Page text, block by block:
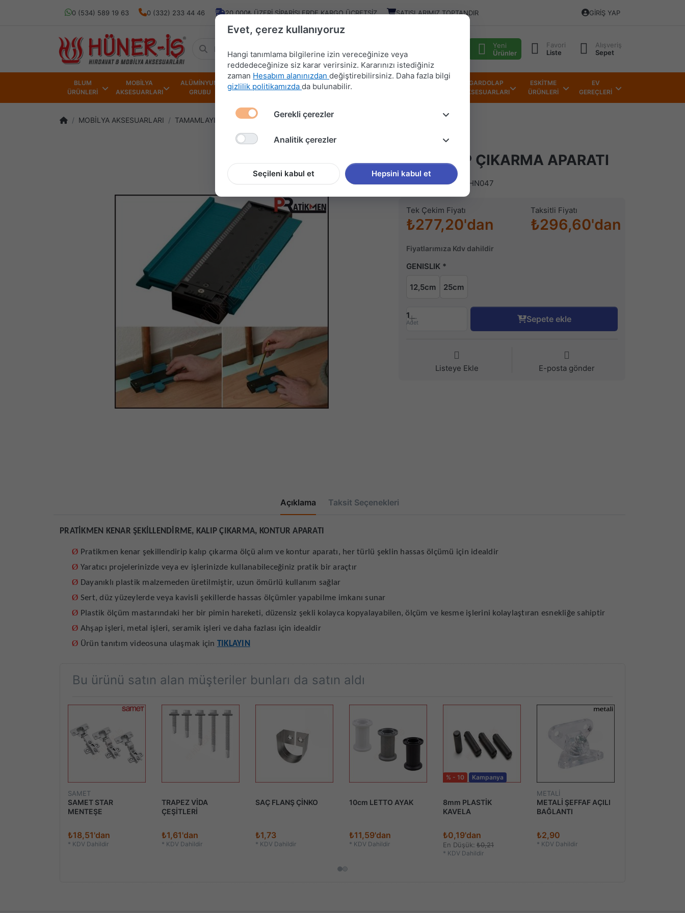
0 (534) 589 19 63 0 (332) 233 44 46 20.000₺ ÜZERI SIPARIŞLERDE KARGO ÜCRETSIZ SATIŞLARIMIZ TOPTANDIR GIRIŞ YAP
Yeni
Ürünler
Favori
Liste
Alışveriş
Sepet
BLUM
ÜRÜNLERİ
MOBİLYA
AKSESUARLARI
ALÜMİNYUM
GRUBU
HIRDAVAT
MALZEMELERİ
MUTFAK
AKSESUARLARI
GARDOLAP
AKSESUARLARI
ESKİTME
ÜRÜNLERİ
EV
GEREÇLERİ
MOBİLYA AKSESUARLARI TAMAMLAYICI ÜRÜNLER PRT KALIP ÇIKARMA APARATI
PRT KALIP ÇIKARMA APARATI
Stok kodu (SKU) HN047
Tek Çekim Fiyatı
₺277,20'dan
Taksitli Fiyatı
₺296,60'dan
Fiyatlarımıza Kdv dahildir
GENISLIK
12,5cm 25cm
1
Adet Sepete ekle
Listeye Ekle E-posta gönder
Açıklama Taksit Seçenekleri
PRATİKMEN KENAR ŞEKİLLENDİRME, KALIP ÇIKARMA, KONTUR APARATI
Ø Pratikmen kenar şekillendirip kalıp çıkarma ölçü alım ve kontur aparatı, her türlü şeklin hassas ölçümü için idealdir
Ø Yaratıcı projelerinizde veya ev işlerinizde kullanabileceğiniz pratik bir araçtır
Ø Dayanıklı plastik malzemeden üretilmiştir, uzun ömürlü kullanım sağlar
Ø Sert, düz yüzeylerde veya kavisli şekillerde hassas ölçümler yapabilme imkanı sunar
Ø Plastik ölçüm mastarındaki her bir pimin hareketi, düzensiz şekli kolayca kopyalayabilen, ölçüm ve kesme işlerini kolaylaştıran esnekliğe sahiptir
Ø Ahşap işleri, metal işleri, seramik işleri ve daha fazlası için idealdir
Ø Ürün tanıtım videosuna ulaşmak için TIKLAYIN
Bu ürünü satın alan müşteriler bunları da satın aldı
SAMET
SAMET STAR
MENTEŞE
₺18,51'dan
* KDV Dahildir
TRAPEZ VİDA
ÇEŞİTLERİ
₺1,61'dan
* KDV Dahildir
SAÇ FLANŞ ÇİNKO
₺1,73
* KDV Dahildir
10cm LETTO AYAK
₺11,59'dan
* KDV Dahildir
% - 10 Kampanya
8mm PLASTİK
KAVELA
₺0,19'dan
En Düşük: ₺0,21
* KDV Dahildir
METALİ
METALİ ŞEFFAF AÇILI
BAĞLANTI
₺2,90
* KDV Dahildir
Evet, çerez kullanıyoruz
Hangi tanımlama bilgilerine izin vereceğinize veya
reddedeceğinize siz karar verirsiniz. Kararınızı istediğiniz
zaman Hesabım alanınızdan değiştirebilirsiniz. Daha fazla bilgi
gizlilik politikamızda da bulunabilir.
Gerekli çerezler
Analitik çerezler
Seçileni kabul et Hepsini kabul et